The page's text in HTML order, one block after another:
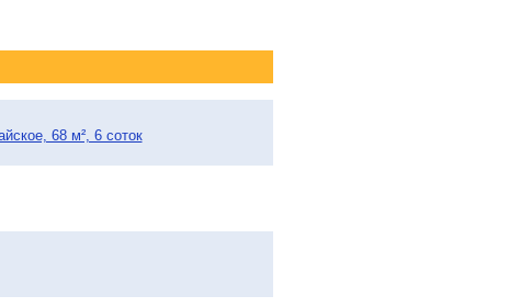
68 м², 6 соток